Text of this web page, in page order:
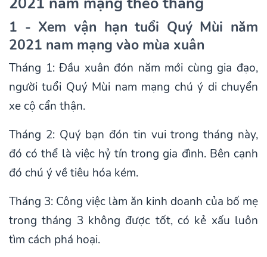
1 - Xem vận hạn tuổi Quý Mùi năm
2021 nam mạng vào mùa xuân
Tháng 1: Đầu xuân đón năm mới cùng gia đạo,
người tuổi Quý Mùi nam mạng chú ý di chuyển
xe cộ cẩn thận.
Tháng 2: Quý bạn đón tin vui trong tháng này,
đó có thể là việc hỷ tín trong gia đình. Bên cạnh
đó chú ý về tiêu hóa kém.
Tháng 3: Công việc làm ăn kinh doanh của bố mẹ
trong tháng 3 không được tốt, có kẻ xấu luôn
tìm cách phá hoại.